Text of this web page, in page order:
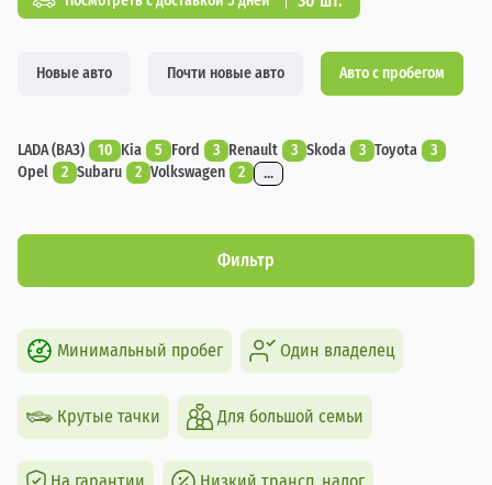
Новые авто Почти новые авто Авто с пробегом
LADA (ВАЗ) 10 Kia 5 Ford 3 Renault 3 Skoda 3 Toyota
3
Opel
2 Subaru 2 Volkswagen 2 ...
Фильтр
Минимальный пробег Один владелец
Крутые тачки Для большой семьи